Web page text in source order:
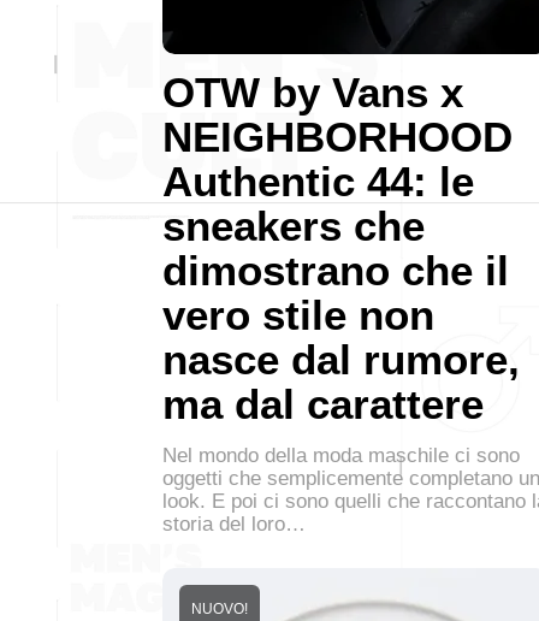
OTW by Vans x
NEIGHBORHOOD
Authentic 44: le
sneakers che
dimostrano che il
vero stile non
nasce dal rumore,
ma dal carattere
Nel mondo della moda maschile ci sono
oggetti che semplicemente completano un
look. E poi ci sono quelli che raccontano
storia del loro…
NUOVO!